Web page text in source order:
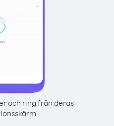
och ring från deras